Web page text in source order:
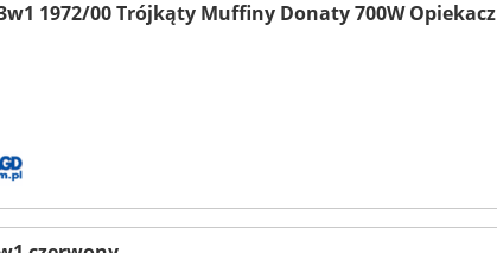
1972/00 Trójkąty Muffiny Donaty 700W Opiekacz